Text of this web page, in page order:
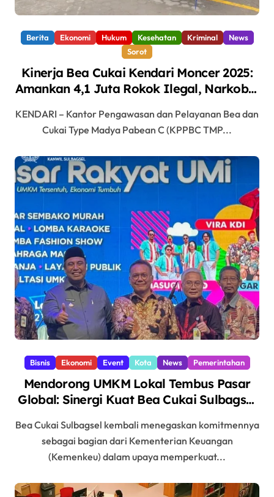
Berita Ekonomi Hukum Kesehatan Kriminal
News
Sorot
Kinerja Bea Cukai Kendari Moncer 2025:
Amankan 4,1 Juta Rokok Ilegal, Narkoba,
KENDARI – Kantor Pengawasan dan Pelayanan Bea dan
Cukai Type Madya Pabean C (KPPBC TMP...
Bisnis Ekonomi Event Kota News Pemerintahan
Mendorong UMKM Lokal Tembus Pasar
Global: Sinergi Kuat Bea Cukai Sulbagsel
Maros
Bea Cukai Sulbagsel kembali menegaskan komitmennya
sebagai bagian dari Kementerian Keuangan
(Kemenkeu) dalam upaya memperkuat...